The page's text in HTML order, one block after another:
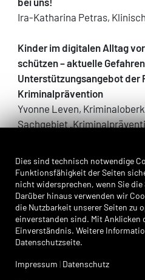
Ira-Katharina Petras,
Kinder im digitalen Alltag
schützen – aktuelle
Unterstützungsangebot der
Kriminalprävention
Yvonne Leven,
Sachgebiet
Neben den spannenden
während der
Möglichkeiten“ statt. Hier
sich auszutauschen, zu
über hilfreiche Beratungs-,
Unterstützungsangebote zu
Medienkompetenz zu
Dies sind technisch notwendige
Funktionsfähigkeit der Seiten
nicht widersprechen, wenn Sie
Darüber hinaus verwenden wir
die Nutzbarkeit unserer Seiten zu
einverstanden sind. Mit Anklicken
Einverständnis. Weitere
Datenschutzseite.
Impressum | Datenschutz